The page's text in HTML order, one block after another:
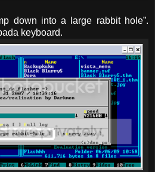
down into a large rabbit hole”.
keyboard.